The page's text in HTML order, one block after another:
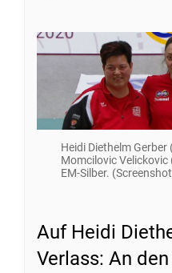
Heidi Diethelm
Momcilovic
EM-Silber.
Auf Heidi
Verlass: An den